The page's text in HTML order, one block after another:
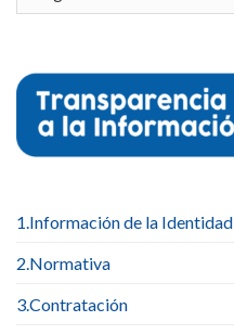
1.Información de la Identidad
2.Normativa
3.Contratación